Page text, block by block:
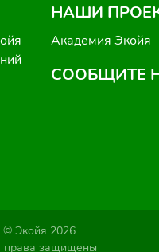
НАШИ
Академия Экойя
СООБЩИТЕ
© Экойя 2026
права защищены